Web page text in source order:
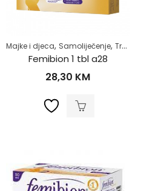
Majke i djeca, Samoliječenje, Trudnice
Femibion 1 tbl a28
28,30 KM